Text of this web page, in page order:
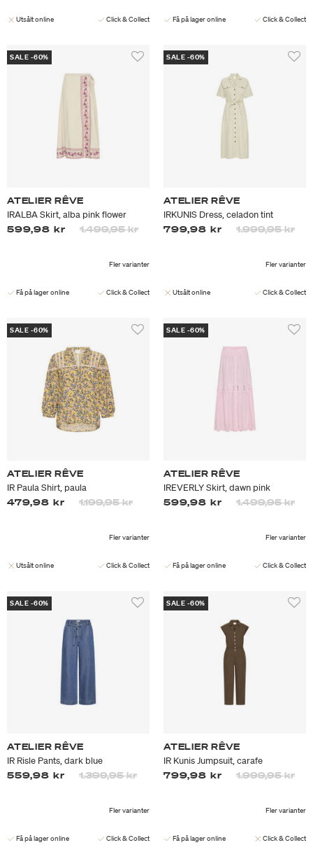
Utsålt online Click & Collect Få på lager online Click & Collect
SALE -60%
ATELIER RÊVE
IRALBA Skirt, alba pink flower
599,98 kr
Priset är nedsatt från
1.499,95 krtill
Fler varianter
Få på lager online Click & Collect
SALE -60%
ATELIER RÊVE
IRKUNIS Dress, celadon tint
799,98 kr
Priset är
1.999,95 krtill
Fler varianter
Utsålt online Click & Collect
SALE -60%
ATELIER RÊVE
IR Paula Shirt, paula
479,98 kr
Priset är nedsatt från
1.199,95 krtill
Fler varianter
Utsålt online Click & Collect
SALE -60%
ATELIER RÊVE
IREVERLY Skirt, dawn pink
599,98 kr
Priset är
1.499,95 krtill
Fler varianter
Få på lager online Click & Collect
SALE -60%
ATELIER RÊVE
IR Risle Pants, dark blue
559,98 kr
Priset är nedsatt från
1.399,95 krtill
Fler varianter
Få på lager online Click & Collect
SALE -60%
ATELIER RÊVE
IR Kunis Jumpsuit, carafe
799,98 kr
Priset är
1.999,95 krtill
Fler varianter
Få på lager online Click & Collect